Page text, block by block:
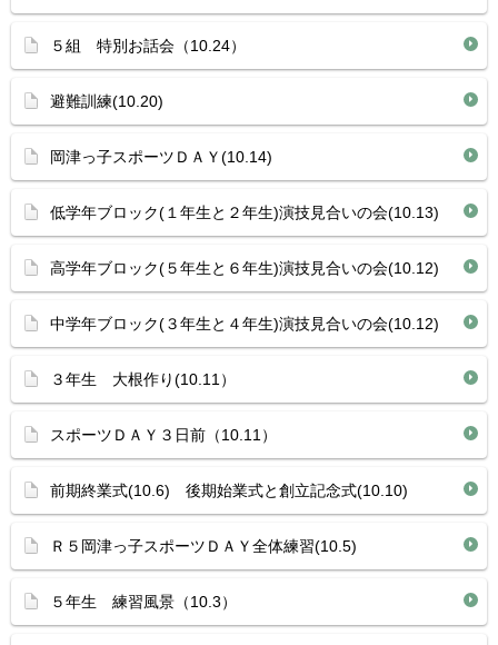
５組 特別お話会（10.24）
避難訓練(10.20)
岡津っ子スポーツＤＡＹ(10.14)
低学年ブロック(１年生と２年生)演技見合いの会(10.13)
高学年ブロック(５年生と６年生)演技見合いの会(10.12)
中学年ブロック(３年生と４年生)演技見合いの会(10.12)
３年生 大根作り(10.11）
スポーツＤＡＹ３日前（10.11）
前期終業式(10.6) 後期始業式と創立記念式(10.10)
Ｒ５岡津っ子スポーツＤＡＹ全体練習(10.5)
５年生 練習風景（10.3）